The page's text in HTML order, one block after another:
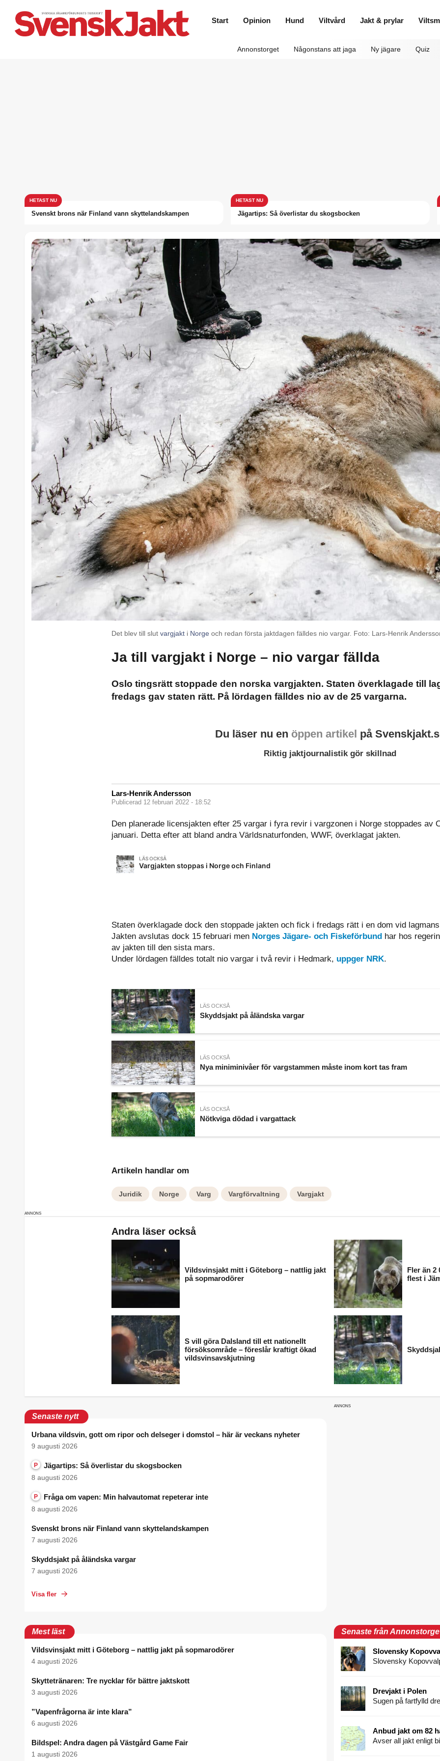
Start
Annonstorget Någonstans att jaga Ny jägare Quiz
Opinion Hund Viltvård Jakt & prylar
Svenskt brons när Finland vann skyttelandskampen Jägartips: Så överlistar du skogsbocken
Det blev till slut vargjakt i Norge och redan första jaktdagen fälldes nio vargar. Foto: Lars-Henrik
Ja till vargjakt i Norge – nio vargar fällda
Oslo tingsrätt stoppade den norska vargjakten. Staten överklagade till
fredags gav staten rätt. På lördagen fälldes nio av de 25 vargarna.
Du läser nu en öppen artikel på
Riktig jaktjournalistik gör skillnad
Lars-Henrik Andersson
Publicerad 12 februari 2022 - 18:52
Den planerade licensjakten efter 25 vargar i fyra revir i vargzonen i Norge stoppades av
januari. Detta efter att bland andra Världsnaturfonden, WWF, överklagat jakten.
Staten överklagade dock den stoppade jakten och fick i fredags rätt i en dom vid
Jakten avslutas dock 15 februari men Norges Jägare- och Fiskeförbund har hos
av jakten till den sista mars.
Under lördagen fälldes totalt nio vargar i två revir i Hedmark, uppger NRK.
LÄS OCKSÅ
Skyddsjakt på åländska vargar
LÄS OCKSÅ
Nya miniminivåer för vargstammen måste inom kort tas fram
LÄS OCKSÅ
Nötkviga dödad i vargattack
Artikeln handlar om
Juridik Norge Varg Vargförvaltning Vargjakt
Andra läser också
Vildsvinsjakt mitt i Göteborg – nattlig jakt
på sopmarodörer
Fler än 2
flest i
S vill göra Dalsland till ett nationellt
försöksområde – föreslår kraftigt ökad
vildsvinsavskjutning
Senaste nytt
Urbana vildsvin, gott om ripor och delseger i domstol – här är veckans nyheter
9 augusti 2026
P Jägartips: Så överlistar du skogsbocken
8 augusti 2026
P Fråga om vapen: Min halvautomat repeterar inte
8 augusti 2026
Svenskt brons när Finland vann skyttelandskampen
7 augusti 2026
Skyddsjakt på åländska vargar
7 augusti 2026
Visa fler
Mest läst
Vildsvinsjakt mitt i Göteborg – nattlig jakt på sopmarodörer
4 augusti 2026
Skyttetränaren: Tre nycklar för bättre jaktskott
3 augusti 2026
”Vapenfrågorna är inte klara”
6 augusti 2026
Bildspel: Andra dagen på Västgård Game Fair
1 augusti 2026
Senaste från
Slovensky
Slovensky
Drevjakt i Polen
Sugen på fartfylld
Anbud jakt om 82
Avser all jakt enligt